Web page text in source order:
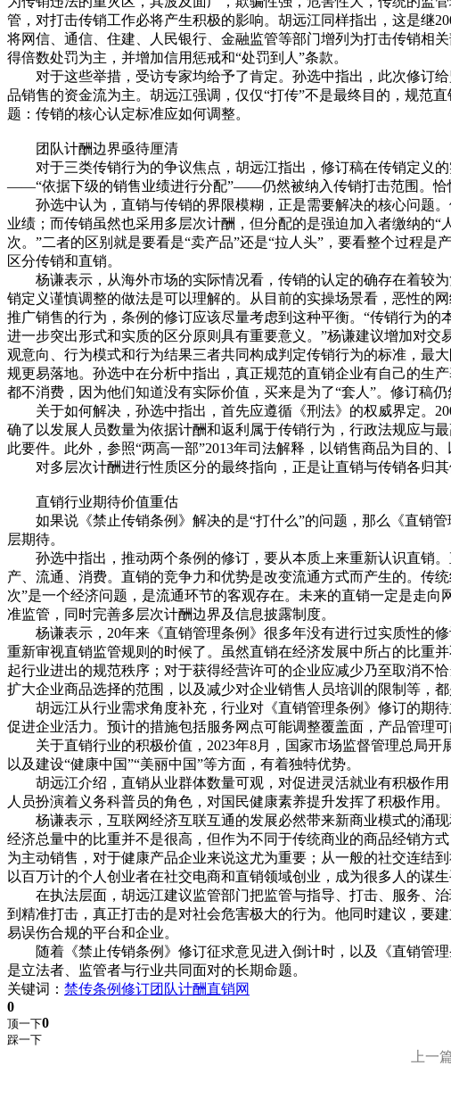
管，对打击传销工作必将产生积极的影响。胡远江同样指出，这是继
将网信、通信、住建、人民银行、金融监管等部门增列为打击传销相
得倍数处罚为主，并增加信用惩戒和“处罚到人”条款。
对于这些举措，受访专家均给予了肯定。孙选中指出，此次修订
品销售的资金流为主。胡远江强调，仅仅“打传”不是最终目的，规范
题：传销的核心认定标准应如何调整。
团队计酬边界亟待厘清
对于三类传销行为的争议焦点，胡远江指出，修订稿在传销定义的
——“依据下级的销售业绩进行分配”——仍然被纳入传销打击范围。恰
孙选中认为，直销与传销的界限模糊，正是需要解决的核心问题。
业绩；而传销虽然也采用多层次计酬，但分配的是强迫加入者缴纳的
次。”二者的区别就是要看是“卖产品”还是“拉人头”，要看整个过程
区分传销和直销。
杨谦表示，从海外市场的实际情况看，传销的认定的确存在着较为
销定义谨慎调整的做法是可以理解的。从目前的实操场景看，恶性的
推广销售的行为，条例的修订应该尽量考虑到这种平衡。“传销行为
进一步突出形式和实质的区分原则具有重要意义。”杨谦建议增加对
观意向、行为模式和行为结果三者共同构成判定传销行为的标准，最
规更易落地。孙选中在分析中指出，真正规范的直销企业有自己的生
都不消费，因为他们知道没有实际价值，买来是为了“套人”。修订稿
关于如何解决，孙选中指出，首先应遵循《刑法》的权威界定。
确了以发展人员数量为依据计酬和返利属于传销行为，行政法规应与
此要件。此外，参照“两高一部”2013年司法解释，以销售商品为目的
对多层次计酬进行性质区分的最终指向，正是让直销与传销各归其
直销行业期待价值重估
如果说《禁止传销条例》解决的是“打什么”的问题，那么《直销管
层期待。
孙选中指出，推动两个条例的修订，要从本质上来重新认识直销。
产、流通、消费。直销的竞争力和优势是改变流通方式而产生的。传
次”是一个经济问题，是流通环节的客观存在。未来的直销一定是走
准监管，同时完善多层次计酬边界及信息披露制度。
杨谦表示，20年来《直销管理条例》很多年没有进行过实质性的修
重新审视直销监管规则的时候了。虽然直销在经济发展中所占的比重
起行业进出的规范秩序；对于获得经营许可的企业应减少乃至取消不
扩大企业商品选择的范围，以及减少对企业销售人员培训的限制等，都
胡远江从行业需求角度补充，行业对《直销管理条例》修订的期待
促进企业活力。预计的措施包括服务网点可能调整覆盖面，产品管理
关于直销行业的积极价值，2023年8月，国家市场监督管理总局开
以及建设“健康中国”“美丽中国”等方面，有着独特优势。
胡远江介绍，直销从业群体数量可观，对促进灵活就业有积极作用
人员扮演着义务科普员的角色，对国民健康素养提升发挥了积极作用。
杨谦表示，互联网经济互联互通的发展必然带来新商业模式的涌现
经济总量中的比重并不是很高，但作为不同于传统商业的商品经销方
为主动销售，对于健康产品企业来说这尤为重要；从一般的社交连结
以百万计的个人创业者在社交电商和直销领域创业，成为很多人的谋生
在执法层面，胡远江建议监管部门把监管与指导、打击、服务、治
到精准打击，真正打击的是对社会危害极大的行为。他同时建议，要
易误伤合规的平台和企业。
随着《禁止传销条例》修订征求意见进入倒计时，以及《直销管理
是立法者、监管者与行业共同面对的长期命题。
关键词： 禁传条例修订团队计酬直销网
0
顶一下0
踩一下
上一